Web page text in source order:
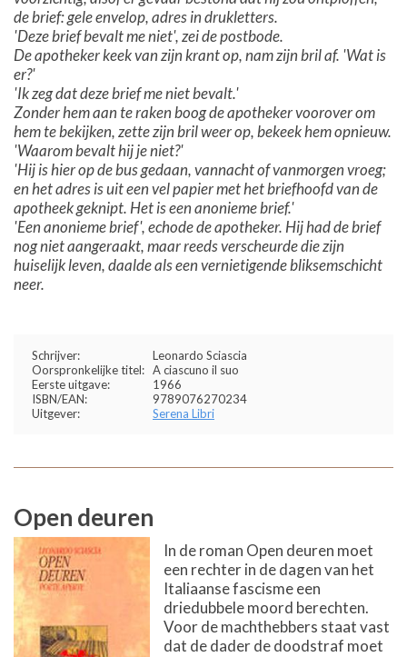
de brief: gele envelop, adres in drukletters.
'Deze brief bevalt me niet', zei de postbode.
De apotheker keek van zijn krant op, nam zijn bril af. 'Wat is
er?'
'Ik zeg dat deze brief me niet bevalt.'
Zonder hem aan te raken boog de apotheker voorover om
hem te bekijken, zette zijn bril weer op, bekeek hem opnieuw.
'Waarom bevalt hij je niet?'
'Hij is hier op de bus gedaan, vannacht of vanmorgen vroeg;
en het adres is uit een vel papier met het briefhoofd van de
apotheek geknipt. Het is een anonieme brief.'
'Een anonieme brief', echode de apotheker. Hij had de brief
nog niet aangeraakt, maar reeds verscheurde die zijn
huiselijk leven, daalde als een vernietigende bliksemschicht
neer.
Schrijver:
Leonardo Sciascia
Oorspronkelijke titel: A ciascuno il suo
Eerste uitgave:
1966
ISBN/EAN:
9789076270234
Uitgever:
Serena Libri
Open deuren
In de roman Open deuren moet
een rechter in de dagen van het
Italiaanse fascisme een
driedubbele moord berechten.
Voor de machthebbers staat vast
dat de dader de doodstraf moet